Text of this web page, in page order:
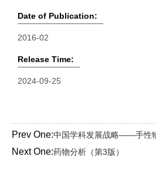
Date of Publication:
2016-02
Release Time:
2024-09-25
Prev One:中国学科发展战略——手性
Next One:药物分析（第3版）